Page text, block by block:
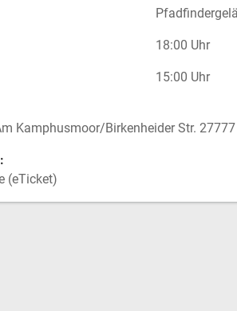
18:00 Uhr
15:00 Uhr
Kamphusmoor/Birkenheider Str.
(eTicket)